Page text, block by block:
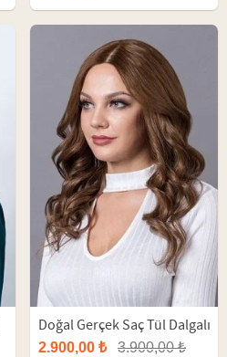
Doğal Gerçek Saç Tül Dalgalı
Kahve Uzun Peruk
2.900,00 ₺ 3.900,00 ₺